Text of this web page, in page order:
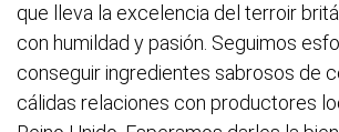
que lleva la excelencia del terroir
con humildad y pasión. Seguimos
conseguir ingredientes sabrosos de
cálidas relaciones con productores